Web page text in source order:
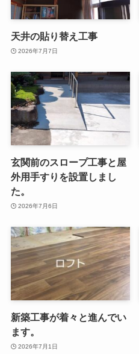
天井の貼り替え工事
2026年7月7日
玄関前のスロープ工事と屋
外用手すりを設置しまし
た。
2026年7月6日
新築工事が着々と進んでい
ます。
2026年7月1日